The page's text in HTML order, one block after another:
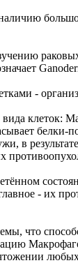
-
в
- их
что